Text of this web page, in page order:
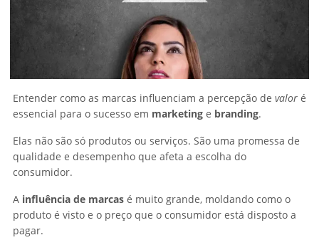
Entender como as marcas influenciam a percepção de valor é
essencial para o sucesso em marketing e branding.
Elas não são só produtos ou serviços. São uma promessa de
qualidade e desempenho que afeta a escolha do
consumidor.
A influência de marcas é muito grande, moldando como o
produto é visto e o preço que o consumidor está disposto a
pagar.